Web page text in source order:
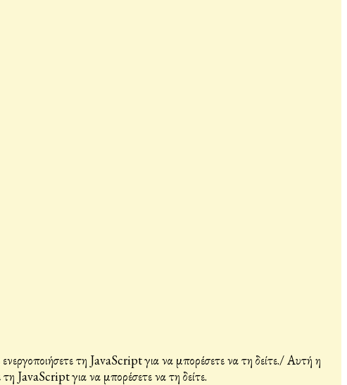
τη JavaScript για να μπορέσετε να τη δείτε./Αυτή η
JavaScript για να μπορέσετε να τη δείτε.